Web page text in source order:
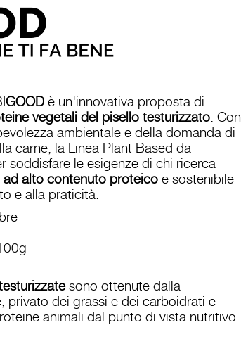
GOOD è un'innovativa proposta di
vegetali del pisello testurizzato . Con
ambientale e della domanda di
carne, la Linea Plant Based da
soddisfare le esigenze di chi ricerca
ad alto contenuto proteico e sostenibile
e alla praticità.
sono ottenute dalla
privato dei grassi e dei carboidrati e
animali dal punto di vista nutritivo.